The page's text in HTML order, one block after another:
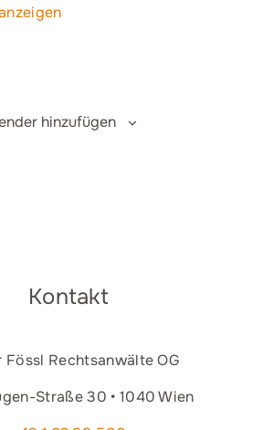
hinzufügen
Kontakt
Fössl Rechtsanwälte OG
Straße 30 • 1040 Wien